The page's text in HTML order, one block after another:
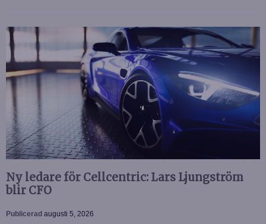
Ny ledare för Cellcentric: Lars Ljungström
blir CFO
Publicerad augusti 5, 2026